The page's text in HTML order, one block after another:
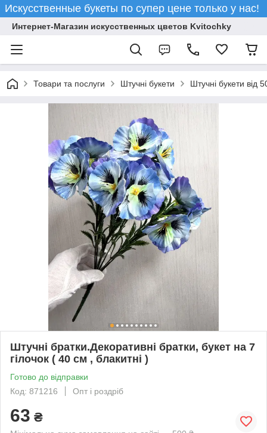
Искусственные букеты по супер цене только у нас!
Интернет-Магазин искусственных цветов Kvitochky
Товари та послуги Штучні букети Штучні букети від
Штучні братки.Декоративні братки, букет на 7
гілочок ( 40 см , блакитні )
Готово до відправки
Код: 871216
Опт і роздріб
63 ₴